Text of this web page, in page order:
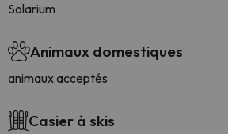
Solarium
Animaux domestiques
animaux acceptés
Casier à skis